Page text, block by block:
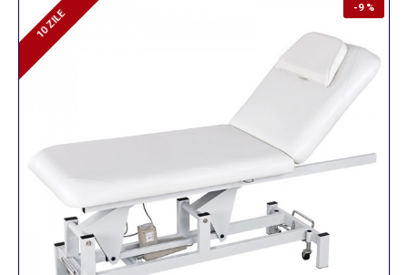
-9 %
10 ZILE
10 ZILE